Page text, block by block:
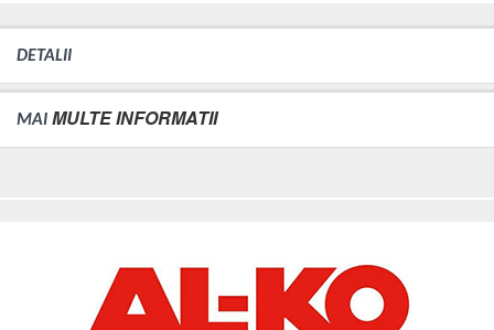
DETALII
MAI MULTE INFORMATII